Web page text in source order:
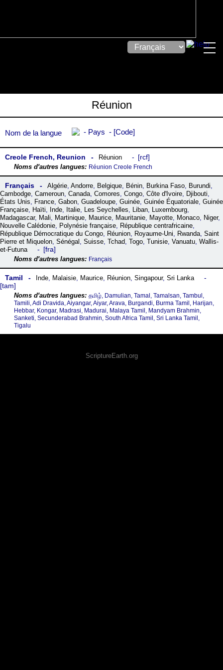
Réunion
Nom de la langue Pays Code
Creole French, Reunion Réunion rcf
Réunion Creole French
Français Algérie, Andorre, Belgique, Bénin, Burkina Faso, Burundi,
Cambodge, Cameroun, Canada, Comores, Congo, Côte dꞌIvoire, Djibouti,
États Unis, France, Gabon, Guadeloupe, Guinée, Guinée Équatoriale, Guinée
Française, Haïti, Inde, Italie, Les Seychelles, Liban, Luxembourg,
Madagascar, Mali, Martinique, Maurice, Mauritanie, Mayotte, Monaco, Niger,
Nouvelle Calédonie, Polynésie française, République centrafricaine,
République Démocratique du Congo, Réunion, Royaume-Uni, Rwanda, Saint
Pierre et Miquelon, Sénégal , Suisse, Tchad, Togo, Tunisie, Vanuatu, Wallis-
et-Futuna
fra
Français
Tamil Inde, Malaisie, Maurice, Réunion, Singapour, Sri Lanka
tam
தமிழ், Damulian, Tamal, Tamalsan, Tambul,
Tamili, Adi Dravida, Aiyangar, Aiyar, Arava, Burgandi, Burma Tamil, Harijan,
Hebbar, Kongar, Madrasi, Madurai, Malaya Tamil, Mandyam Brahmin,
Sanketi, Secunderabad Brahmin, South Africa Tamil, Sri Lanka Tamil,
Tigalu
ScriptureEarth.org